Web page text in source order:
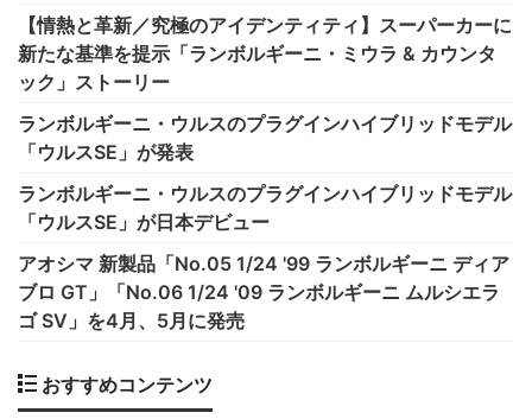
【情熱と革新／究極のアイデンティティ】スーパーカーに
新たな基準を提示「ランボルギーニ・ミウラ & カウンタ
ック」ストーリー
ランボルギーニ・ウルスのプラグインハイブリッドモデル
「ウルスSE」が発表
ランボルギーニ・ウルスのプラグインハイブリッドモデル
「ウルスSE」が日本デビュー
アオシマ 新製品「No.05 1/24 '99 ランボルギーニ ディア
ブロ GT」「No.06 1/24 '09 ランボルギーニ ムルシエラ
ゴ SV」を4月、5月に発売
おすすめコンテンツ